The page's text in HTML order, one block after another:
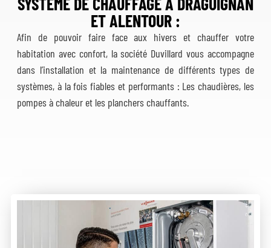
ET ALENTOUR :
Afin de pouvoir faire face aux hivers et chauffer votre
habitation avec confort, la société Duvillard vous accompagne
dans l’installation et la maintenance de différents types de
systèmes, à la fois fiables et performants : Les chaudières, les
pompes à chaleur et les planchers chauffants.